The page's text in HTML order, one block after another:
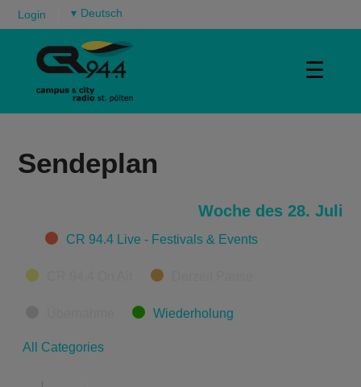
Login ▾
☰
Sendeplan
Woche des 28. Juli
CategoriesCR 94.4 Live - Festivals & Events
Wiederholung
All Categories